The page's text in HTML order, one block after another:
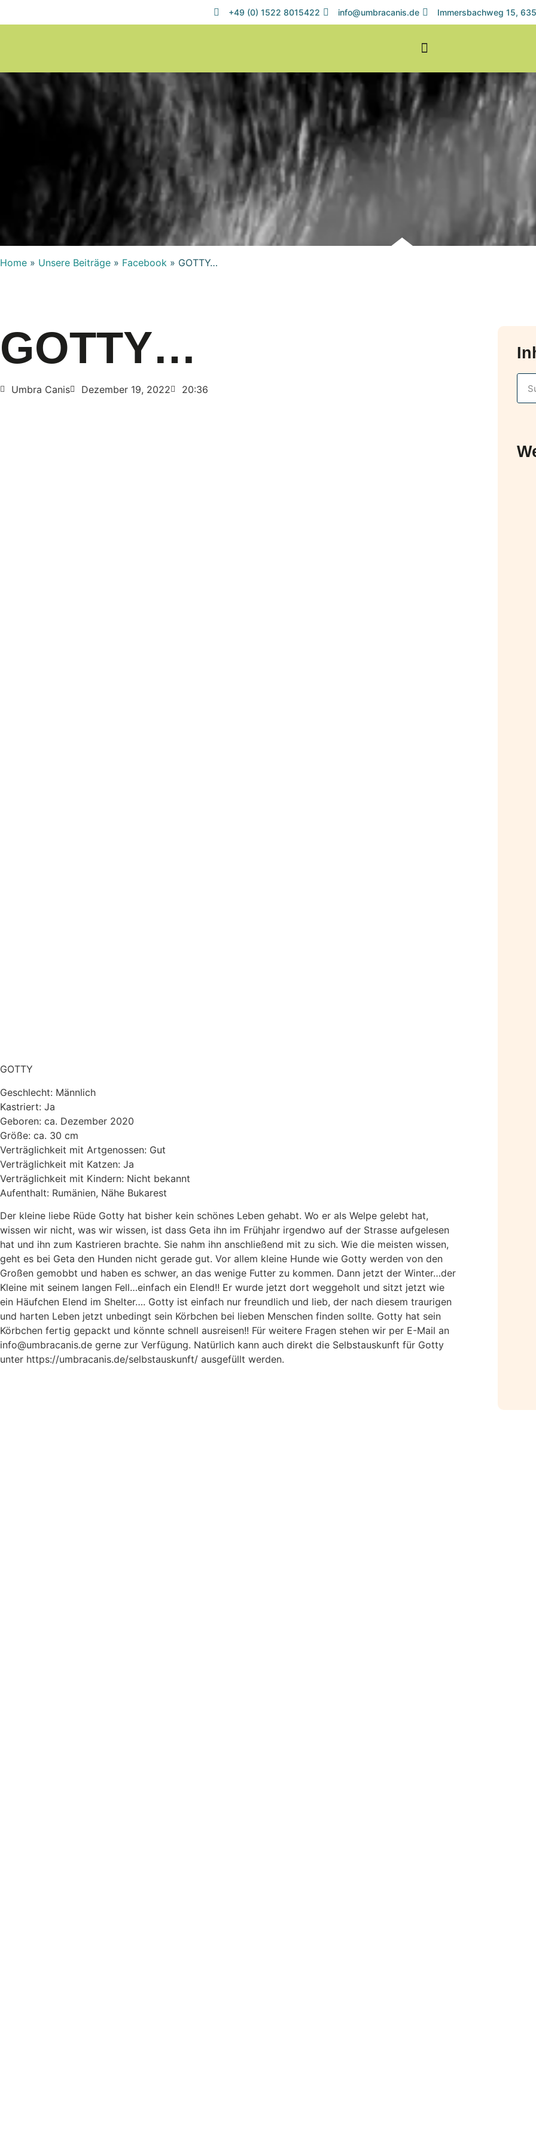
+49 (0) 1522 8015422 info@umbracanis.de Immersbachweg 15,
Home » Unsere Beiträge » Facebook » GOTTY…
GOTTY…
Umbra Canis Dezember 19, 2022 20:36
GOTTY
Geschlecht: Männlich
Kastriert: Ja
Geboren: ca. Dezember 2020
Größe: ca. 30 cm
Verträglichkeit mit Artgenossen: Gut
Verträglichkeit mit Katzen: Ja
Verträglichkeit mit Kindern: Nicht bekannt
Aufenthalt: Rumänien, Nähe Bukarest
Der kleine liebe Rüde Gotty hat bisher kein schönes Leben gehabt. Wo er als Welpe gelebt hat,
wissen wir nicht, was wir wissen, ist dass Geta ihn im Frühjahr irgendwo auf der Strasse aufgelesen
hat und ihn zum Kastrieren brachte. Sie nahm ihn anschließend mit zu sich. Wie die meisten wissen,
geht es bei Geta den Hunden nicht gerade gut. Vor allem kleine Hunde wie Gotty werden von den
Großen gemobbt und haben es schwer, an das wenige Futter zu kommen. Dann jetzt der Winter…der
Kleine mit seinem langen Fell…einfach ein Elend!! Er wurde jetzt dort weggeholt und sitzt jetzt wie
ein Häufchen Elend im Shelter…. Gotty ist einfach nur freundlich und lieb, der nach diesem traurigen
und harten Leben jetzt unbedingt sein Körbchen bei lieben Menschen finden sollte. Gotty hat sein
Körbchen fertig gepackt und könnte schnell ausreisen!! Für weitere Fragen stehen wir per E-Mail an
info@umbracanis.de gerne zur Verfügung. Natürlich kann auch direkt die Selbstauskunft für Gotty
unter https://umbracanis.de/selbstauskunft/ ausgefüllt werden.